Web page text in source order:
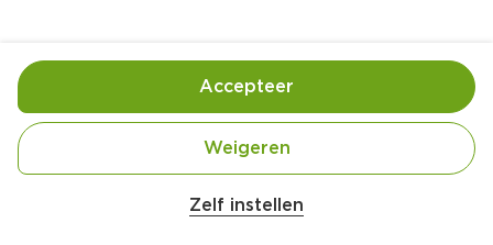
3 eetlepel Olijfolie mild
1 pak Vivera filet Spinazie
1 eetlepel Balsamico azijnZelf instellen
Weigeren
Accepteer